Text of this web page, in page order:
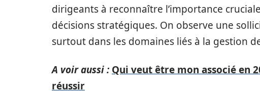
dirigeants à reconnaître l’importance
décisions stratégiques. On observe une
surtout dans les domaines liés à la gestion
A voir aussi : Qui veut être mon associé en
réussir